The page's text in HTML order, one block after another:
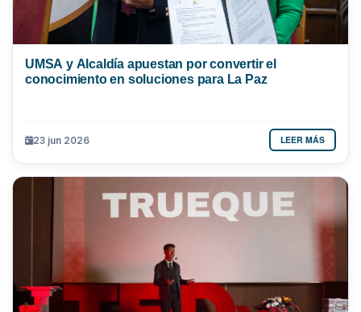
UMSA y Alcaldía apuestan por convertir el
conocimiento en soluciones para La Paz
23 jun 2026 LEER MÁS